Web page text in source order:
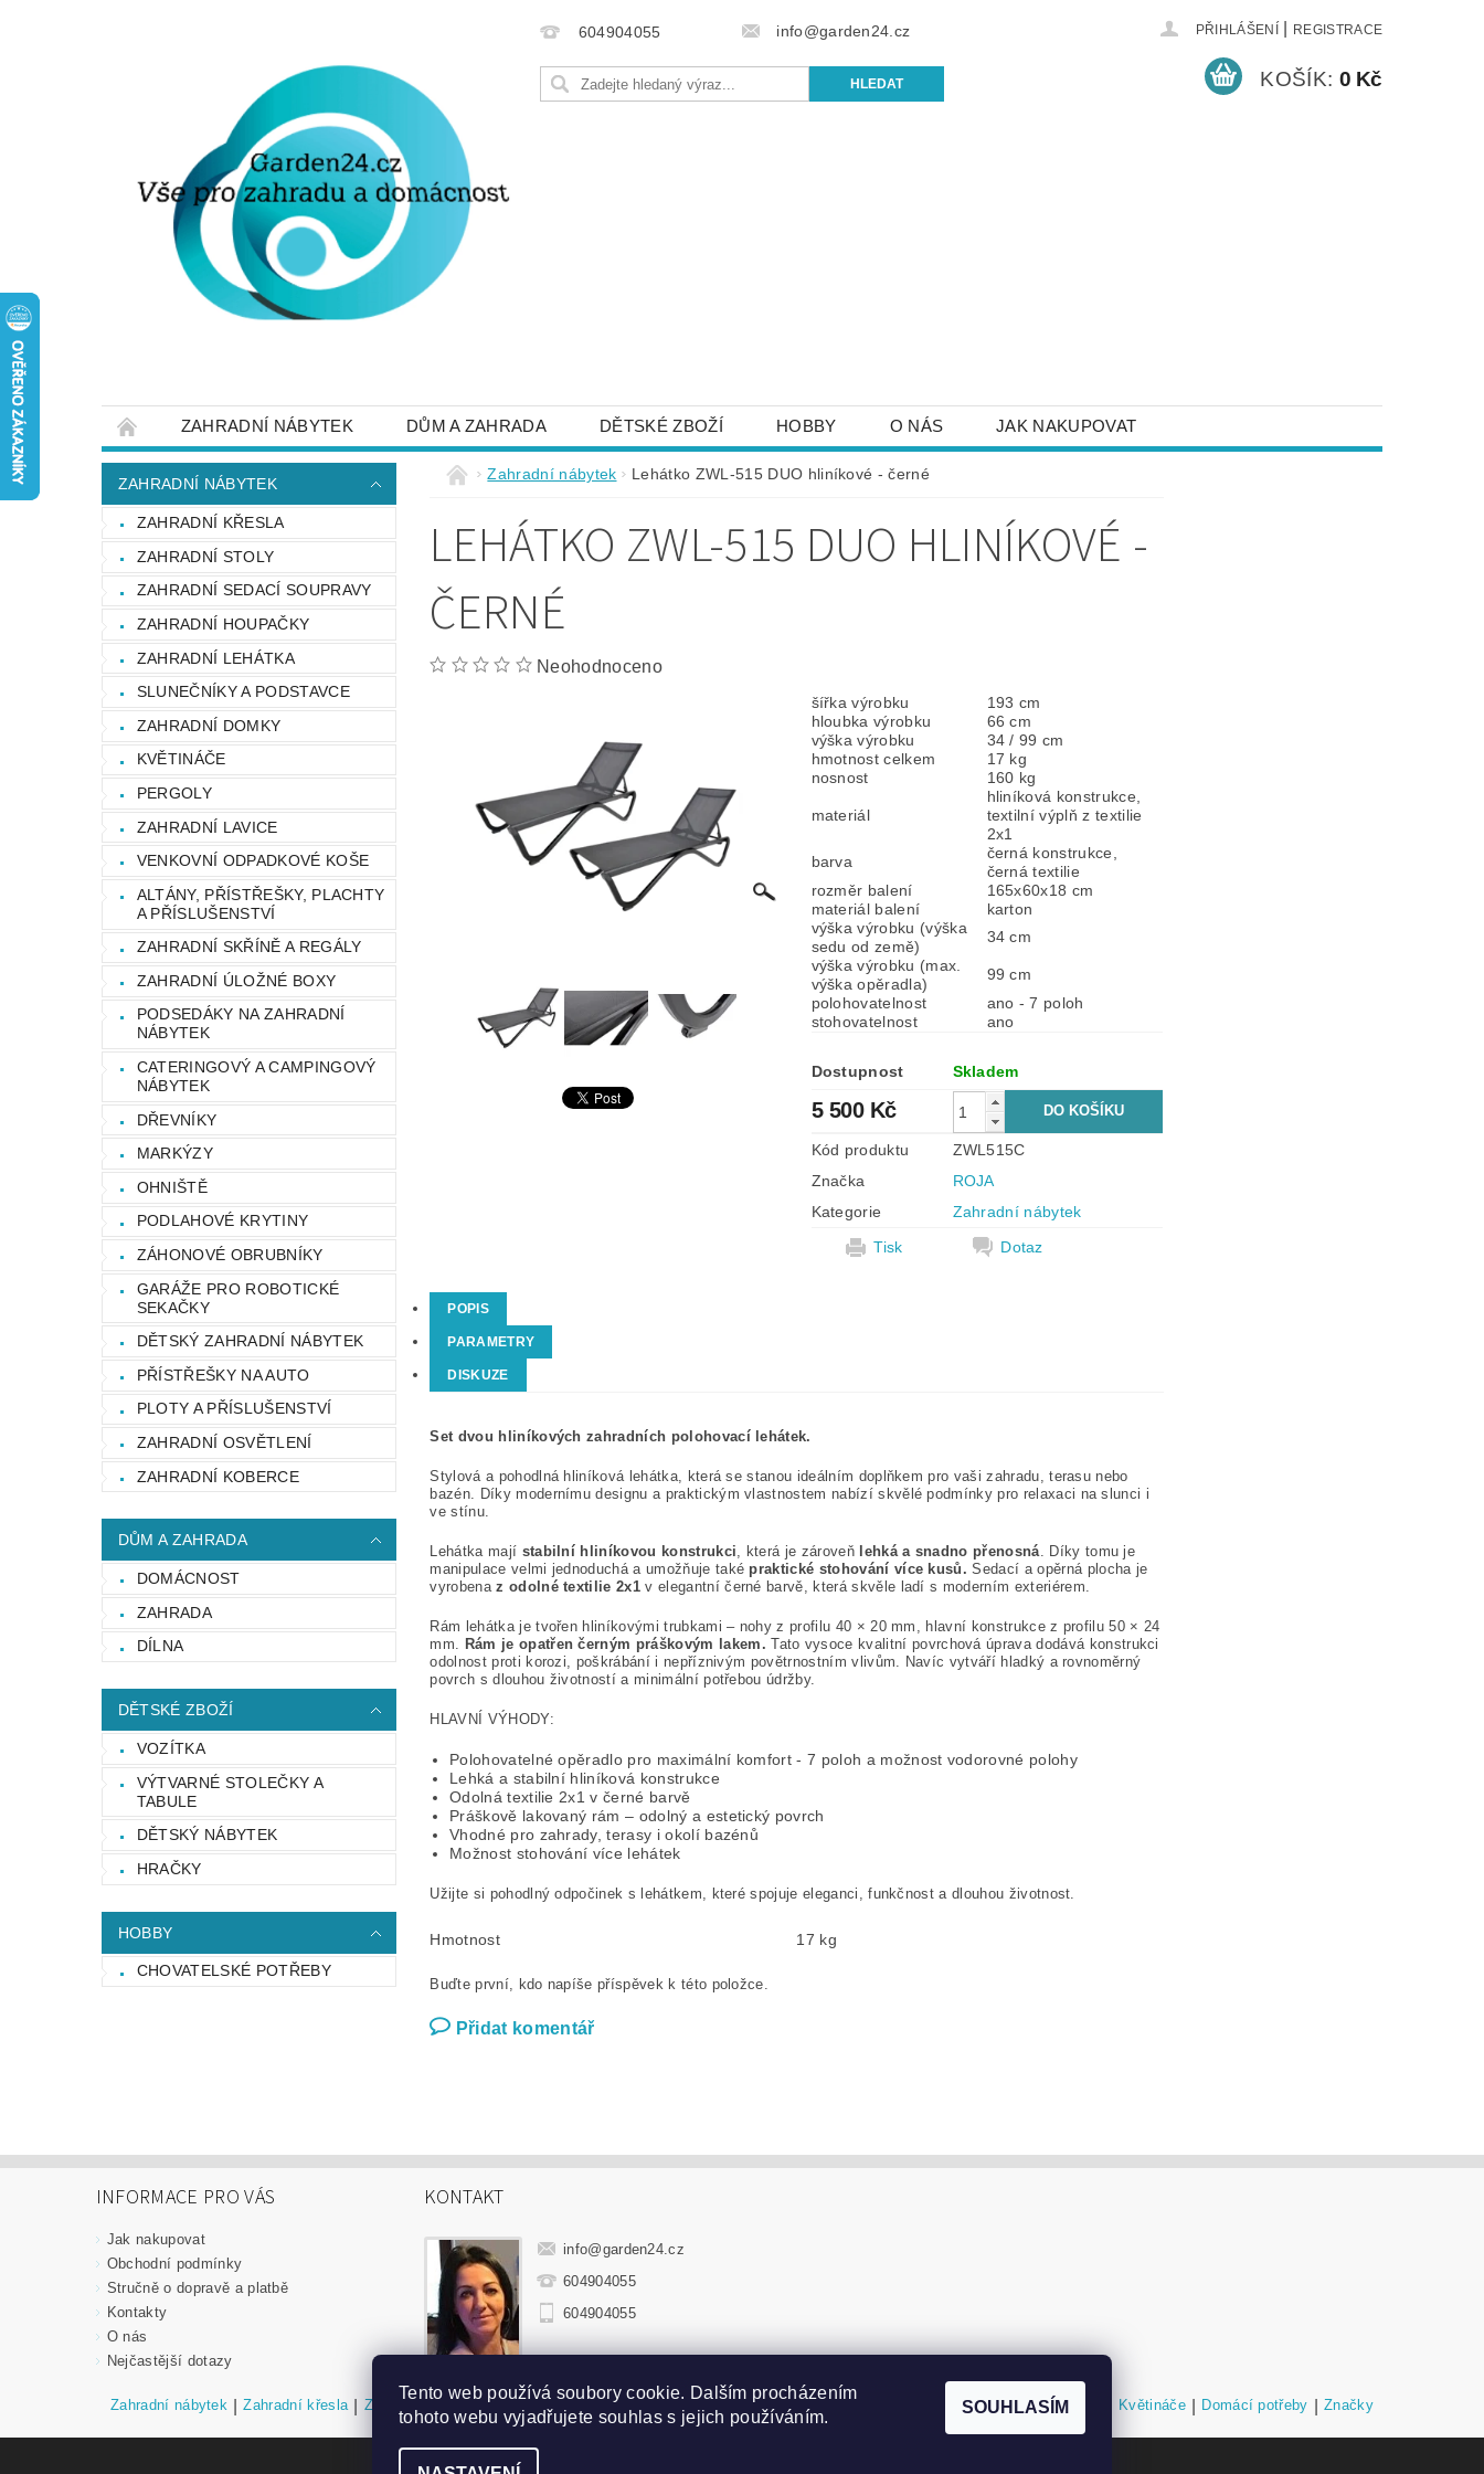
604904055 info@garden24.cz PŘIHLÁŠENÍ REGISTRACE
KOŠÍK: 0 Kč
ZAHRADNÍ NÁBYTEK DŮM A ZAHRADA DĚTSKÉ ZBOŽÍ HOBBY O NÁS JAK NAKUPOVAT
STRUČNĚ O DOPRAVĚ A PLATBĚ NAPIŠTE NÁM OBCHODNÍ PODMÍNKY KONTAKTY
OCHRANA OSOBNÍCH ÚDAJŮ
ZAHRADNÍ NÁBYTEK
ZAHRADNÍ KŘESLA
ZAHRADNÍ STOLY
ZAHRADNÍ SEDACÍ SOUPRAVY
ZAHRADNÍ HOUPAČKY
ZAHRADNÍ LEHÁTKA
SLUNEČNÍKY A PODSTAVCE
ZAHRADNÍ DOMKY
KVĚTINÁČE
PERGOLY
ZAHRADNÍ LAVICE
VENKOVNÍ ODPADKOVÉ KOŠE
ALTÁNY, PŘÍSTŘEŠKY, PLACHTY
A PŘÍSLUŠENSTVÍ
ZAHRADNÍ SKŘÍNĚ A REGÁLY
ZAHRADNÍ ÚLOŽNÉ BOXY
PODSEDÁKY NA ZAHRADNÍ
NÁBYTEK
CATERINGOVÝ A CAMPINGOVÝ
NÁBYTEK
DŘEVNÍKY
MARKÝZY
OHNIŠTĚ
PODLAHOVÉ KRYTINY
ZÁHONOVÉ OBRUBNÍKY
GARÁŽE PRO ROBOTICKÉ
SEKAČKY
DĚTSKÝ ZAHRADNÍ NÁBYTEK
PŘÍSTŘEŠKY NA AUTO
PLOTY A PŘÍSLUŠENSTVÍ
ZAHRADNÍ OSVĚTLENÍ
ZAHRADNÍ KOBERCE
DŮM A ZAHRADA
DOMÁCNOST
ZAHRADA
DÍLNA
DĚTSKÉ ZBOŽÍ
VOZÍTKA
VÝTVARNÉ STOLEČKY A
TABULE
DĚTSKÝ NÁBYTEK
HRAČKY
HOBBY
CHOVATELSKÉ POTŘEBY
Zahradní nábytek Lehátko ZWL-515 DUO hliníkové - černé
LEHÁTKO ZWL-515 DUO HLINÍKOVÉ -
ČERNÉ
Neohodnoceno
šířka výrobku
193 cm
hloubka výrobku
66 cm
výška výrobku
34 / 99 cm
hmotnost celkem
17 kg
nosnost
160 kg
materiál
hliníková konstrukce,
textilní výplň z textilie
2x1
barva
černá konstrukce,
černá textilie
rozměr balení
165x60x18 cm
materiál balení
karton
výška výrobku (výška
sedu od země)
34 cm
výška výrobku (max.
výška opěradla)
99 cm
polohovatelnost
ano - 7 poloh
stohovatelnost
ano
Dostupnost Skladem
5 500 Kč
Kód produktu
ZWL515C
Značka
ROJA
Kategorie
Zahradní nábytek
Tisk
Dotaz
POPIS
PARAMETRY
DISKUZE
Set dvou hliníkových zahradních polohovací lehátek.
Stylová a pohodlná hliníková lehátka, která se stanou ideálním doplňkem pro vaši zahradu, terasu nebo
bazén. Díky modernímu designu a praktickým vlastnostem nabízí skvělé podmínky pro relaxaci na slunci i
ve stínu.
Lehátka mají stabilní hliníkovou konstrukci, která je zároveň lehká a snadno přenosná. Díky tomu je
manipulace velmi jednoduchá a umožňuje také praktické stohování více kusů. Sedací a opěrná plocha je
vyrobena z odolné textilie 2x1 v elegantní černé barvě, která skvěle ladí s moderním exteriérem.
Rám lehátka je tvořen hliníkovými trubkami – nohy z profilu 40 × 20 mm, hlavní konstrukce z profilu 50 × 24
mm. Rám je opatřen černým práškovým lakem. Tato vysoce kvalitní povrchová úprava dodává konstrukci
odolnost proti korozi, poškrábání i nepříznivým povětrnostním vlivům. Navíc vytváří hladký a rovnoměrný
povrch s dlouhou životností a minimální potřebou údržby.
HLAVNÍ VÝHODY:
Polohovatelné opěradlo pro maximální komfort - 7 poloh a možnost vodorovné polohy
Lehká a stabilní hliníková konstrukce
Odolná textilie 2x1 v černé barvě
Práškově lakovaný rám – odolný a estetický povrch
Vhodné pro zahrady, terasy i okolí bazénů
Možnost stohování více lehátek
Užijte si pohodlný odpočinek s lehátkem, které spojuje eleganci, funkčnost a dlouhou životnost.
Hmotnost 17 kg
Buďte první, kdo napíše příspěvek k této položce.
Přidat komentář
INFORMACE PRO VÁS
Jak nakupovat
Obchodní podmínky
Stručně o dopravě a platbě
Kontakty
O nás
Nejčastější dotazy
KONTAKT
info@garden24.cz
604904055
604904055
Zahradní nábytek Zahradní křesla Zahradní stoly Zahradní sedací soupravy Zahradní houpačky | Zahradní lehátka Slunečníky a podstavce Květináče Domácí potřeby Značky
Tento web používá soubory cookie. Dalším procházením
tohoto webu vyjadřujete souhlas s jejich používáním.
SOUHLASÍM